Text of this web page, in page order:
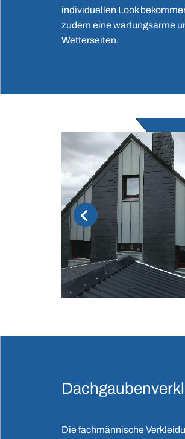
individuellen Look
zudem eine wartungsarme
Wetterseiten.
Die fachmännische